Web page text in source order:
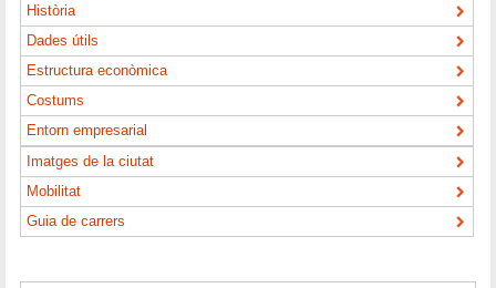
Història
Dades útils
Estructura econòmica
Costums
Entorn empresarial
Imatges de la ciutat
Mobilitat
Guia de carrers